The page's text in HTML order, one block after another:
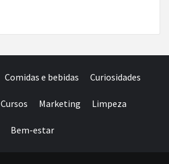
Comidas e bebidas Curiosidades
Cursos Marketing Limpeza
Bem-estar